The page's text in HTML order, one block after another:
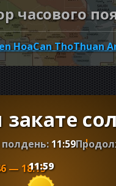
часового
HoaCan ThoThuan
11:59
— 18:15
11:59